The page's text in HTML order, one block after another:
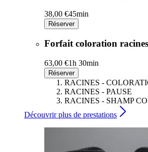
38,00 €45min
Réserver
Forfait coloration
63,00 €1h 30min
Réserver
RACINES -
RACINES - PAUSE
RACINES - SHAMP
Découvrir plus de prestations